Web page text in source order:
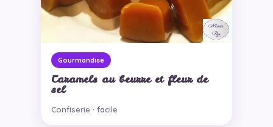
Gourmandise
Caramels au beurre et fleur de
sel
Confiserie · facile